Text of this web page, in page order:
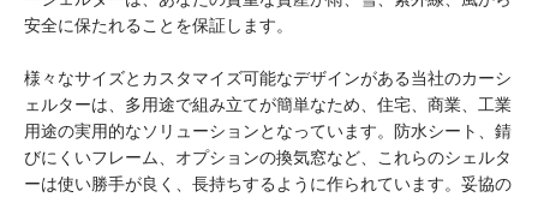
安全に保たれることを保証します。
様々なサイズとカスタマイズ可能なデザインがある当社のカーシ
ェルターは、多用途で組み立てが簡単なため、住宅、商業、工業
用途の実用的なソリューションとなっています。防水シート、錆
びにくいフレーム、オプションの換気窓など、これらのシェルタ
ーは使い勝手が良く、長持ちするように作られています。妥協の